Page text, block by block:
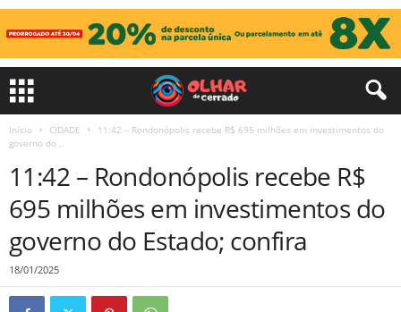
Início CIDADE
11:42 – Rondonópolis recebe R$ 695 milhões em investimentos do
governo do...
11:42 – Rondonópolis recebe R$
695 milhões em investimentos do
governo do Estado; confira
18/01/2025